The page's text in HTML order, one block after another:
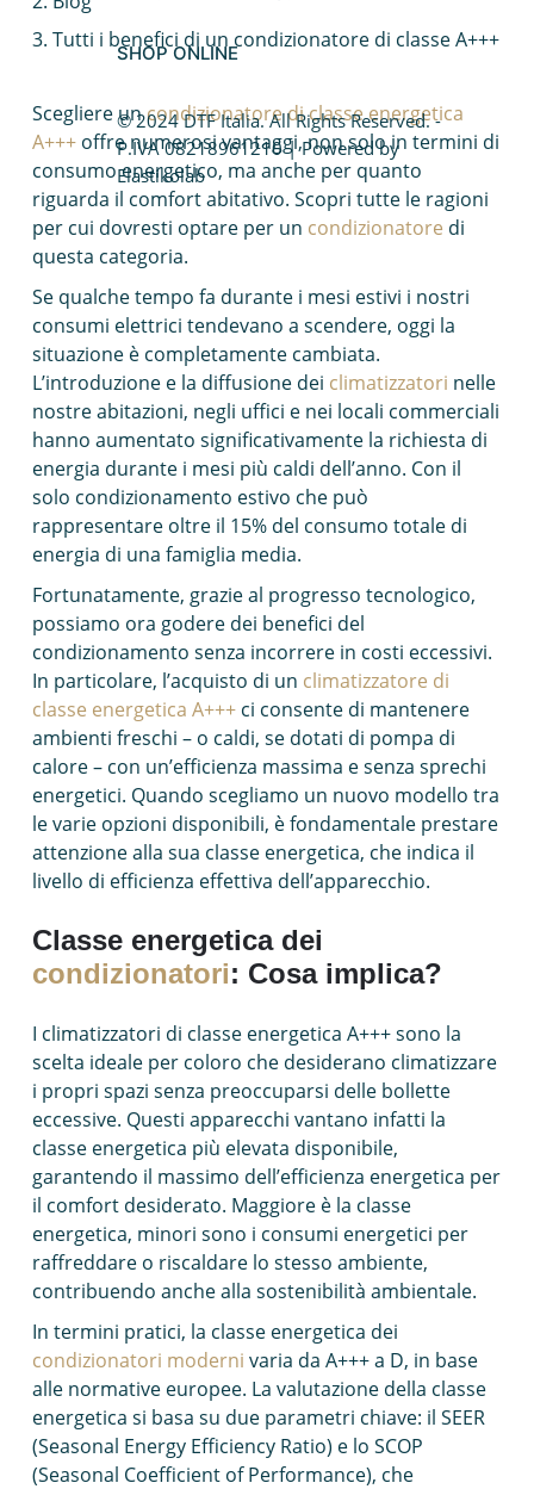
Caldaie Hybrid System
Trasformazione vasca doccia
SHOP ONLINE
© 2024 DTF Italia. All Rights Reserved. -
P.IVA 08218961210 | Powered by
Elastikolab
Tutti i benefici di un condizionatore di classe A+++
Scegliere uncondizionatore di classe energetica
A+++offre numerosi vantaggi, non solo in termini di
consumo energetico, ma anche per quanto
riguarda il comfort abitativo. Scopri tutte le ragioni
per cui dovresti optare per un condizionatore di
questa categoria.
Se qualche tempo fa durante i mesi estivi i nostri
consumi elettrici tendevano a scendere, oggi la
situazione è completamente cambiata.
L’introduzione e la diffusione dei climatizzatori nelle
nostre abitazioni, negli uffici e nei locali commerciali
hanno aumentato significativamente la richiesta di
energia durante i mesi più caldi dell’anno. Con il
solo condizionamento estivo che può
rappresentare oltre il 15% del consumo totale di
energia di una famiglia media.
Fortunatamente, grazie al progresso tecnologico,
possiamo ora godere dei benefici del
condizionamento senza incorrere in costi eccessivi.
In particolare, l’acquisto di un climatizzatore di
classe energetica A+++ci consente di mantenere
ambienti freschi – o caldi, se dotati di pompa di
calore – con un’efficienza massima e senza sprechi
energetici. Quando scegliamo un nuovo modello tra
le varie opzioni disponibili, è fondamentale prestare
attenzione alla sua classe energetica, che indica il
livello di efficienza effettiva dell’apparecchio.
Classe energetica dei
condizionatori: Cosa implica?
I climatizzatori di classe energetica A+++ sono la
scelta ideale per coloro che desiderano climatizzare
i propri spazi senza preoccuparsi delle bollette
eccessive. Questi apparecchi vantano infatti la
classe energetica più elevata disponibile,
garantendo il massimo dell’efficienza energetica per
il comfort desiderato. Maggiore è la classe
energetica, minori sono i consumi energetici per
raffreddare o riscaldare lo stesso ambiente,
contribuendo anche alla sostenibilità ambientale.
In termini pratici, la classe energetica dei
condizionatori moderni varia da A+++ a D, in base
alle normative europee. La valutazione della classe
energetica si basa su due parametri chiave: il SEER
(Seasonal Energy Efficiency Ratio) e lo SCOP
(Seasonal Coefficient of Performance), che